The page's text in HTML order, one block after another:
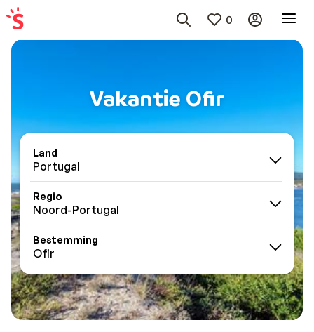
0
Vakantie Ofir
Land
Portugal
Regio
Noord-Portugal
Bestemming
Ofir